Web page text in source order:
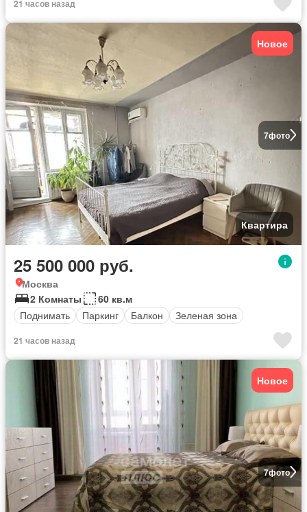
21 часов назад
7фото
Новое
Квартира
25 500 000 руб.
Москва
2 Комнаты
60 кв.м
Поднимать
Паркинг Балкон Зеленая зона
21 часов назад
7фото
Новое